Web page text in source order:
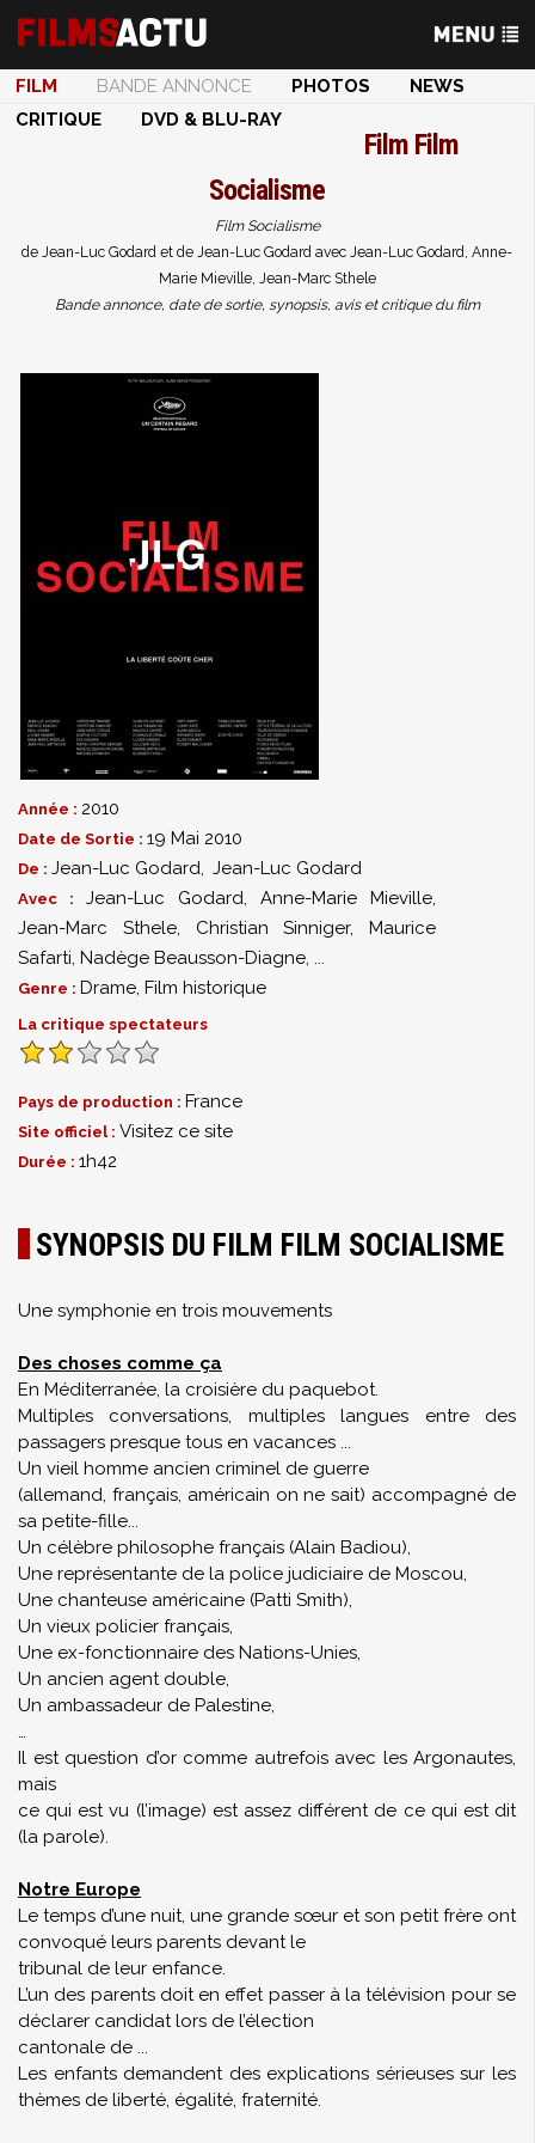
FILM BANDE ANNONCE PHOTOS
NEWS
CRITIQUE
DVD & BLU-RAY
Film Film
Socialisme
Film Socialisme
de Jean-Luc Godard et de Jean-Luc Godard avec Jean-Luc Godard, Anne-
Marie Mieville, Jean-Marc Sthele
Bande annonce, date de sortie, synopsis, avis et critique du film
Année : 2010
Date de Sortie : 19 Mai 2010
De : Jean-Luc Godard, Jean-Luc Godard
Avec : Jean-Luc Godard, Anne-Marie Mieville,
Jean-Marc Sthele, Christian Sinniger, Maurice
Safarti, Nadège Beausson-Diagne, ...
Genre : Drame, Film historique
La critique spectateurs
Pays de production : France
Site officiel : Visitez ce site
Durée : 1h42
SYNOPSIS DU FILM FILM SOCIALISME
Une symphonie en trois mouvements
Des choses comme ça
En Méditerranée, la croisière du paquebot.
Multiples conversations, multiples langues entre des
passagers presque tous en vacances ...
Un vieil homme ancien criminel de guerre
(allemand, français, américain on ne sait) accompagné de
sa petite-fille...
Un célèbre philosophe français (Alain Badiou),
Une représentante de la police judiciaire de Moscou,
Une chanteuse américaine (Patti Smith),
Un vieux policier français,
Une ex-fonctionnaire des Nations-Unies,
Un ancien agent double,
Un ambassadeur de Palestine,
…
Il est question d’or comme autrefois avec les Argonautes,
mais
ce qui est vu (l’image) est assez différent de ce qui est dit
(la parole).
Notre Europe
Le temps d’une nuit, une grande sœur et son petit frère ont
convoqué leurs parents devant le
tribunal de leur enfance.
L’un des parents doit en effet passer à la télévision pour se
déclarer candidat lors de l’élection
cantonale de ...
Les enfants demandent des explications sérieuses sur les
thèmes de liberté, égalité, fraternité.